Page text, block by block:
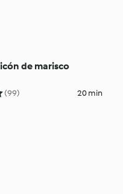
de marisco
(99) 20 min